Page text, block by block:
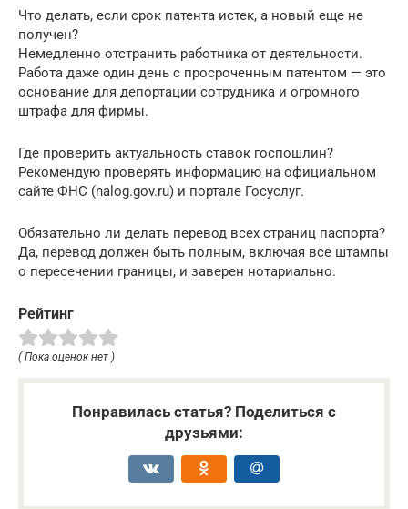
Что делать, если срок патента истек, а новый еще не
получен?
Немедленно отстранить работника от деятельности.
Работа даже один день с просроченным патентом — это
основание для депортации сотрудника и огромного
штрафа для фирмы.
Где проверить актуальность ставок госпошлин?
Рекомендую проверять информацию на официальном
сайте ФНС (nalog.gov.ru) и портале Госуслуг.
Обязательно ли делать перевод всех страниц паспорта?
Да, перевод должен быть полным, включая все штампы
о пересечении границы, и заверен нотариально.
Рейтинг
( Пока оценок нет )
Понравилась статья? Поделиться с
друзьями: